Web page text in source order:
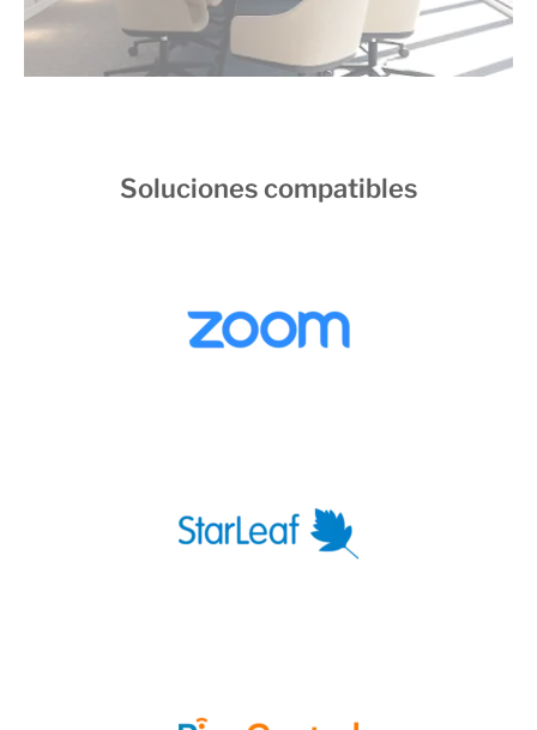
Soluciones compatibles